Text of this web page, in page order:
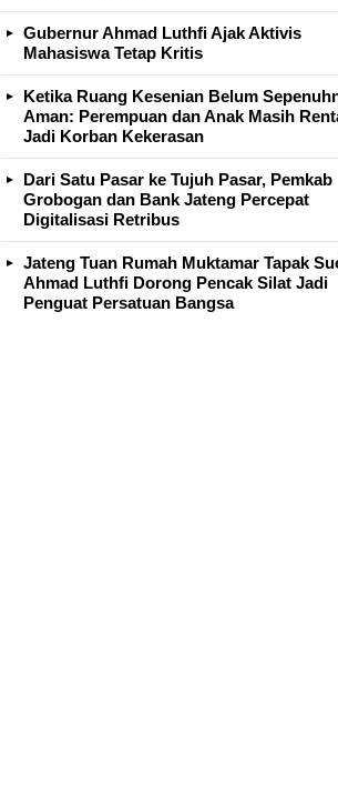
Gubernur Ahmad Luthfi Ajak Aktivis
Mahasiswa Tetap Kritis
Ketika Ruang Kesenian Belum
Aman: Perempuan dan Anak Masih
Jadi Korban Kekerasan
Dari Satu Pasar ke Tujuh Pasar, Pemkab
Grobogan dan Bank Jateng Percepat
Digitalisasi Retribus
Jateng Tuan Rumah Muktamar Tapak
Ahmad Luthfi Dorong Pencak Silat Jadi
Penguat Persatuan Bangsa